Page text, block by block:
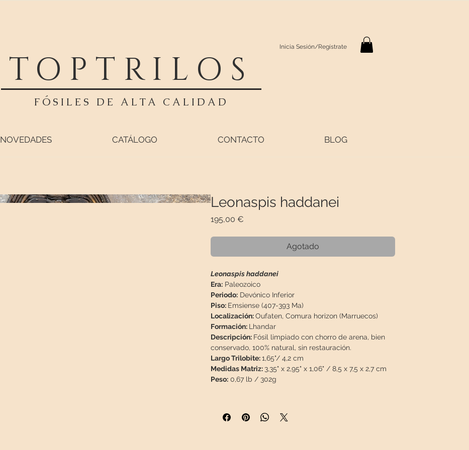
TOPTRILOS
FÓSILES DE ALTA CALIDAD
Inicia Sesión/Regístrate
NOVEDADES CATÁLOGO CONTACTO BLOG
Leonaspis haddanei
195,00 €Precio
Agotado
Leonaspis haddanei
Era:Paleozoico
Periodo:Devónico Inferior
Piso: Emsiense (407-393 Ma)
Localización:Oufaten, Comura horizon (Marruecos)
Formación: Lhandar
Descripción: Fósil limpiado con chorro de arena, bien
conservado, 100% natural, sin restauración.
Largo Trilobite:1,65"/ 4,2 cm
Medidas Matriz: 3,35" x 2,95" x 1,06" / 8,5 x 7,5 x 2,7 cm
Peso:0,67 lb / 302g
especial para que llegue en perfecto estado.